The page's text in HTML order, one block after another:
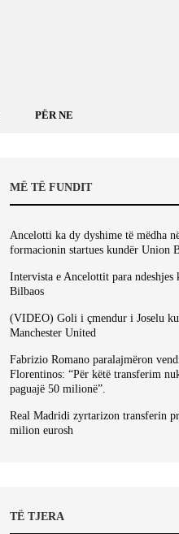
PËR NE
MË TË FUNDIT
Ancelotti ka dy dyshime të mëdha
formacionin startues kundër Union
Intervista e Ancelottit para ndeshjes
Bilbaos
(VIDEO) Goli i çmendur i Joselu
Manchester United
Fabrizio Romano paralajmëron
Florentinos: “Për këtë transferim
paguajë 50 milionë”.
Real Madridi zyrtarizon transferin
milion eurosh
TË TJERA